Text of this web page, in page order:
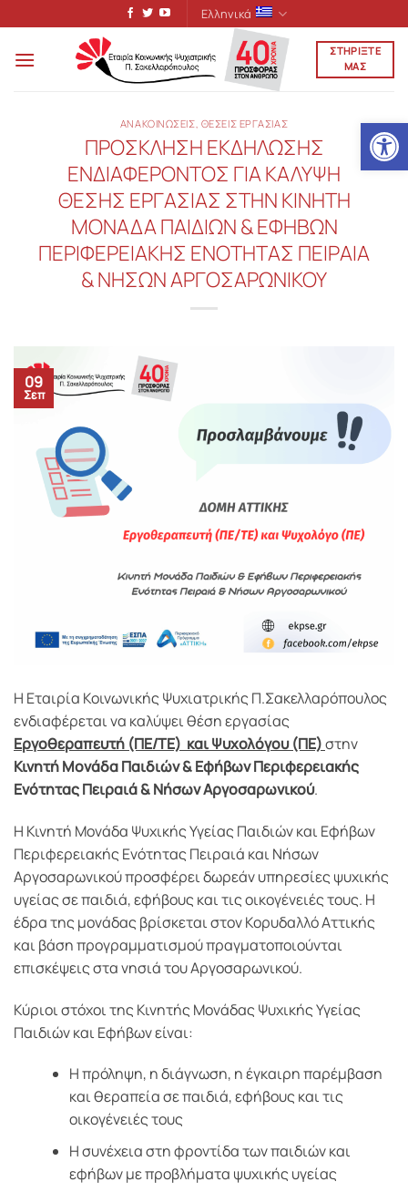
στο
περιεχόμενο
Ελληνικά
ΣΤΗΡΙΞΤΕ
ΜΑΣ
ΑΝΑΚΟΙΝΩΣΕΙΣ, ΘΕΣΕΙΣ ΕΡΓΑΣΙΑΣ
ΠΡΟΣΚΛΗΣΗ ΕΚΔΗΛΩΣΗΣ
ΕΝΔΙΑΦΕΡΟΝΤΟΣ ΓΙΑ ΚΑΛΥΨΗ
ΘΕΣΗΣ ΕΡΓΑΣΙΑΣ ΣΤΗΝ ΚΙΝΗΤΗ
ΜΟΝΑΔΑ ΠΑΙΔΙΩΝ & ΕΦΗΒΩΝ
ΠΕΡΙΦΕΡΕΙΑΚΗΣ ΕΝΟΤΗΤΑΣ ΠΕΙΡΑΙΑ
& ΝΗΣΩΝ ΑΡΓΟΣΑΡΩΝΙΚΟΥ
09
Σεπ
Η Εταιρία Κοινωνικής Ψυχιατρικής Π.Σακελλαρόπουλος
ενδιαφέρεται να καλύψει θέση εργασίας
Εργοθεραπευτή (ΠΕ/ΤΕ) και Ψυχολόγου (ΠΕ)στην
Κινητή Μονάδα Παιδιών & Εφήβων Περιφερειακής
Ενότητας Πειραιά & Νήσων Αργοσαρωνικού.
Η Κινητή Μονάδα Ψυχικής Υγείας Παιδιών και Εφήβων
Περιφερειακής Ενότητας Πειραιά και Νήσων
Αργοσαρωνικού προσφέρει δωρεάν υπηρεσίες ψυχικής
υγείας σε παιδιά, εφήβους και τις οικογένειές τους. Η
έδρα της μονάδας βρίσκεται στον Κορυδαλλό Αττικής
και βάση προγραμματισμού πραγματοποιούνται
επισκέψεις στα νησιά του Αργοσαρωνικού.
Κύριοι στόχοι της Κινητής Μονάδας Ψυχικής Υγείας
Παιδιών και Εφήβων είναι:
Η πρόληψη, η διάγνωση, η έγκαιρη παρέμβαση
και θεραπεία σε παιδιά, εφήβους και τις
οικογένειές τους
Η συνέχεια στη φροντίδα των παιδιών και
εφήβων με προβλήματα ψυχικής υγείας